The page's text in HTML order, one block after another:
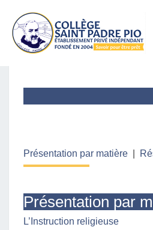
Présentation par matière
Présentation par
L’Instruction religieuse